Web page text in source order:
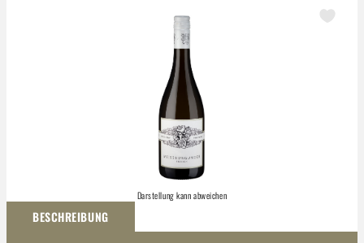
Darstellung kann abweichen
BESCHREIBUNG